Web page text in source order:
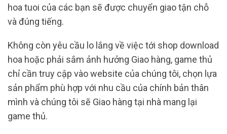
hoa tuoi của các bạn sẽ được chuyển giao tận chỗ
và đúng tiếng.
Không còn yêu cầu lo lắng về việc tới shop download
hoa hoặc phải sắm ảnh hưởng Giao hàng, game thủ
chỉ cần truy cập vào website của chúng tôi, chọn lựa
sản phẩm phù hợp với nhu cầu của chính bản thân
mình và chúng tôi sẽ Giao hàng tại nhà mang lại
game thủ.